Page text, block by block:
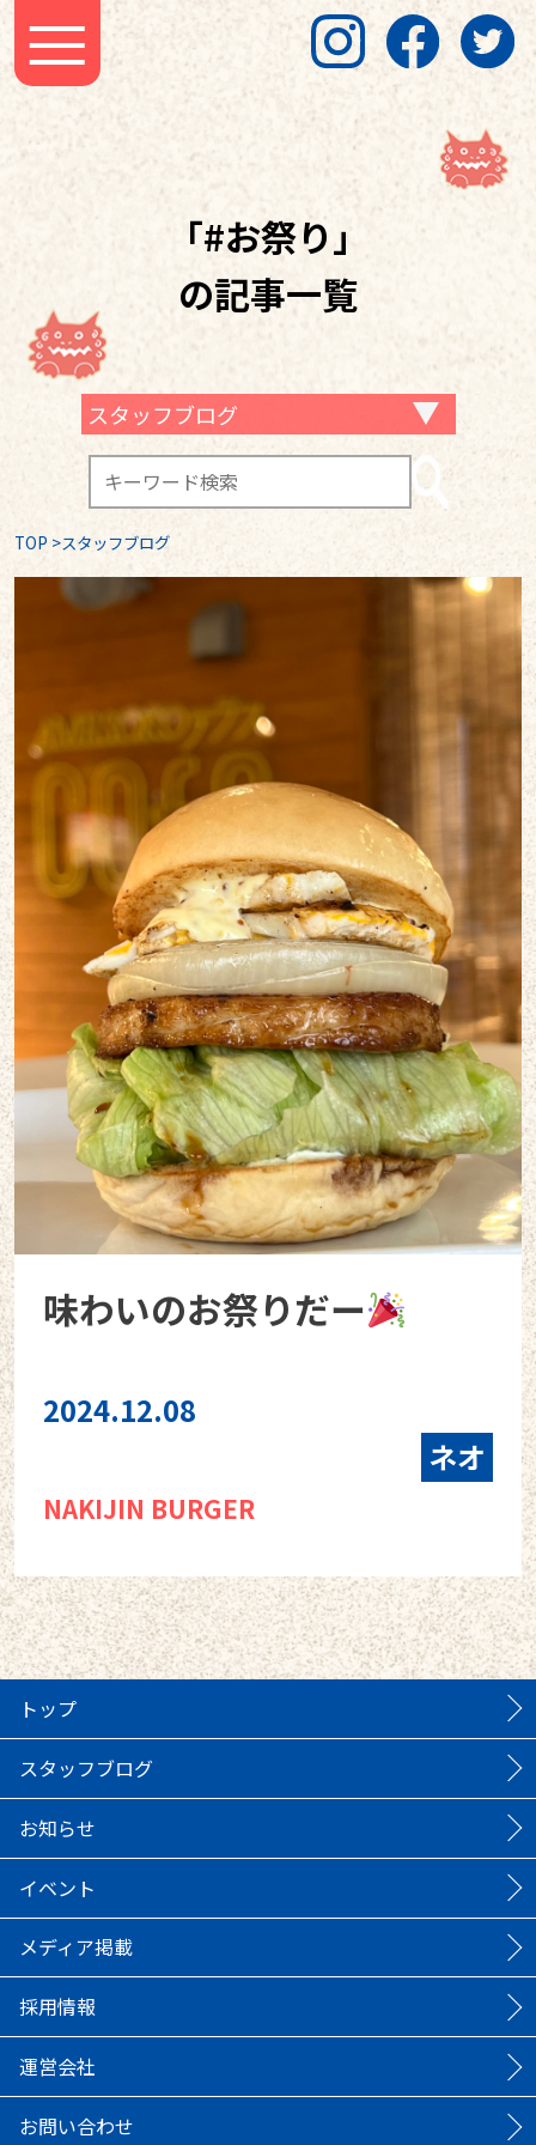
「#お祭り」
の記事一覧
スタッフブログ
TOP >スタッフブログ
味わいのお祭りだー
2024.12.08
ネオ
NAKIJIN BURGER
トップ
スタッフブログ
お知らせ
イベント
メディア掲載
採用情報
運営会社
お問い合わせ